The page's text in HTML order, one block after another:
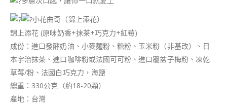
小花曲奇（錦上添花）
錦上添花 (原味奶香+抹茶+巧克力+紅莓)
成份：進口發酵奶油、小麥麵粉、糖粉、玉米粉（非基改）、日
本宇治抹茶、進口咖啡粉或法國可可粉、進口覆盆子梅粉、凍乾
草莓/粉、法國白巧克力，海鹽
總重：330公克（約18-20顆）
產地：台灣